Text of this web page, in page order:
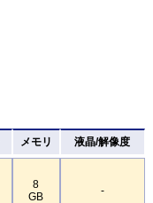
メモリ 液晶/解像度
8
GB
-